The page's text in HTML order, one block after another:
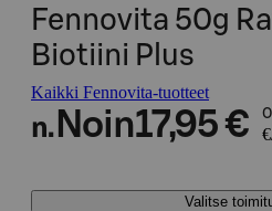
Fennovita 50g
Biotiini Plus
Kaikki Fennovita-tuotteet
n. Noin17,95 €
Valitse